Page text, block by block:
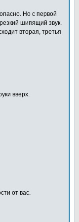
Но с первой
шипящий звук.
вторая, третья
вверх.
от вас.